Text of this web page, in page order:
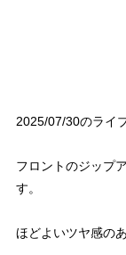
2025/07/30のライ
フロントのジップ
す。
ほどよいツヤ感の